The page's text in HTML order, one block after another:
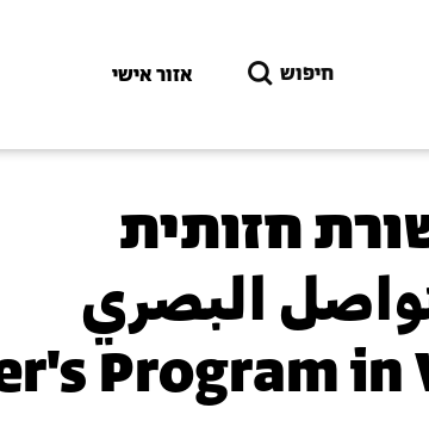
חיפוש אזור אישי
חזותית
البصري
Program